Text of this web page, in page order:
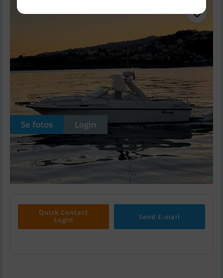
Se fotos Login
Quick Contact
Login
Send E-mail